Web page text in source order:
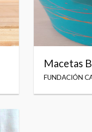
Macetas
FUNDACIÓN